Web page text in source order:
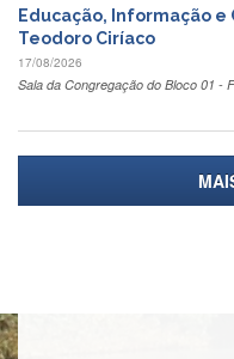
no
Exterior
Contato
Editais
Educação, Informação e
Teodoro Ciríaco
17/08/2026
Sala da Congregação do Bloco 01 -